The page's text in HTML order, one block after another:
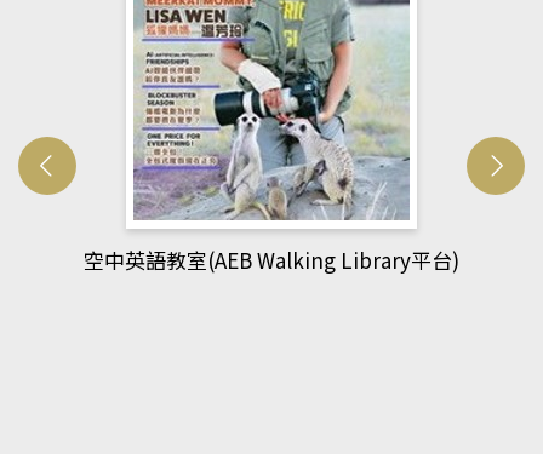
網管人(kono平台)